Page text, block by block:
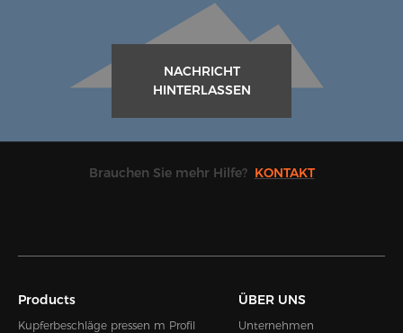
NACHRICHT
HINTERLASSEN
Brauchen Sie mehr Hilfe? KONTAKT
Products
Kupferbeschläge pressen m Profil
ÜBER UNS
Unternehmen